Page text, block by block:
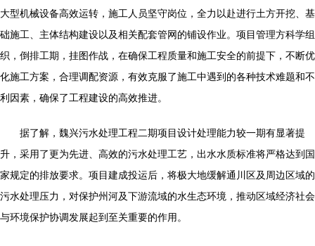
大型机械设备高效运转，施工人员坚守岗位，全力以赴进行土方开挖、基
础施工、主体结构建设以及相关配套管网的铺设作业。项目管理方科学组
织，倒排工期，挂图作战，在确保工程质量和施工安全的前提下，不断优
化施工方案，合理调配资源，有效克服了施工中遇到的各种技术难题和不
利因素，确保了工程建设的高效推进。
据了解，魏兴污水处理工程二期项目设计处理能力较一期有显著提
升，采用了更为先进、高效的污水处理工艺，出水水质标准将严格达到国
家规定的排放要求。项目建成投运后，将极大地缓解通川区及周边区域的
污水处理压力，对保护州河及下游流域的水生态环境，推动区域经济社会
与环境保护协调发展起到至关重要的作用。